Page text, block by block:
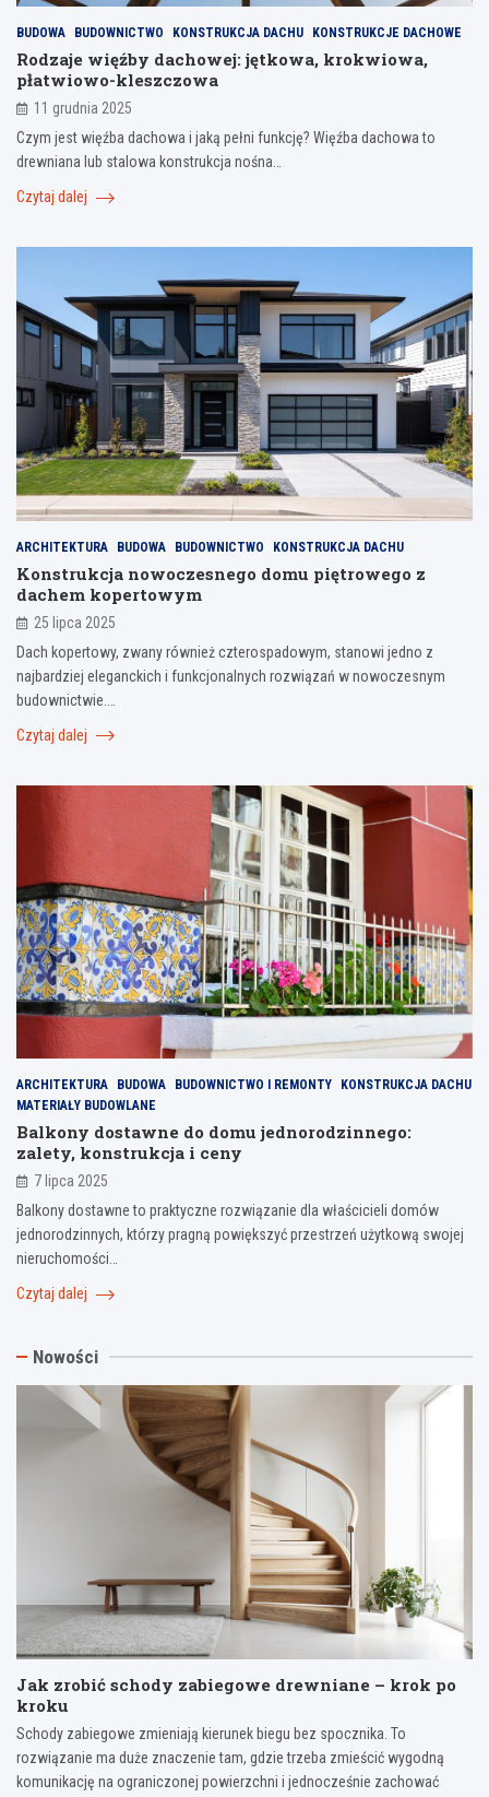
BUDOWA BUDOWNICTWO KONSTRUKCJA DACHU KONSTRUKCJE DACHOWE
Rodzaje więźby dachowej: jętkowa, krokwiowa,
płatwiowo-kleszczowa
11 grudnia 2025
Czym jest więźba dachowa i jaką pełni funkcję? Więźba dachowa to
drewniana lub stalowa konstrukcja nośna…
Czytaj dalej
ARCHITEKTURA BUDOWA BUDOWNICTWO KONSTRUKCJA DACHU
Konstrukcja nowoczesnego domu piętrowego z
dachem kopertowym
25 lipca 2025
Dach kopertowy, zwany również czterospadowym, stanowi jedno z
najbardziej eleganckich i funkcjonalnych rozwiązań w nowoczesnym
budownictwie.…
Czytaj dalej
ARCHITEKTURA BUDOWA BUDOWNICTWO I REMONTY
KONSTRUKCJA DACHU
MATERIAŁY BUDOWLANE
Balkony dostawne do domu jednorodzinnego:
zalety, konstrukcja i ceny
7 lipca 2025
Balkony dostawne to praktyczne rozwiązanie dla właścicieli domów
jednorodzinnych, którzy pragną powiększyć przestrzeń użytkową swojej
nieruchomości…
Czytaj dalej
Nowości
Jak zrobić schody zabiegowe drewniane – krok po
kroku
Schody zabiegowe zmieniają kierunek biegu bez spocznika. To
rozwiązanie ma duże znaczenie tam, gdzie trzeba zmieścić wygodną
komunikację na ograniczonej powierzchni i jednocześnie zachować